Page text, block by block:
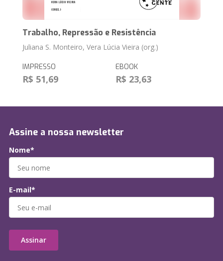
Trabalho, Repressão e Resistência
Juliana S. Monteiro, Vera Lúcia Vieira (org.)
IMPRESSO
R$ 51,69
EBOOK
R$ 23,63
Assine a nossa newsletter
Nome*
E-mail*
Assinar